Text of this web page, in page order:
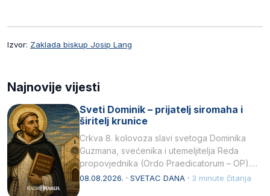
Izvor: Zaklada biskup Josip Lang
Najnovije vijesti
Sveti Dominik – prijatelj siromaha i
širitelj krunice
Crkva 8. kolovoza slavi svetoga Dominika
Guzmana, svećenika i utemeljitelja Reda
propovjednika (Ordo Praedicatorum – OP).
Svojim životom, dubokom ljubavlju prema
08.08.2026. · SVETAC DANA · 3 minute čitanja